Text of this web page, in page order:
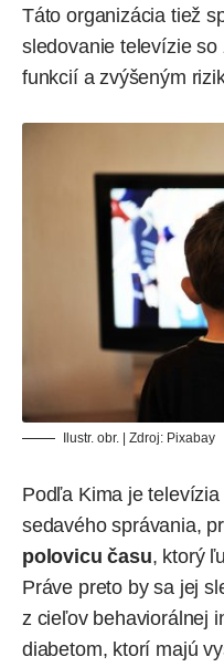
Táto organizácia tiež
sledovanie televízie
funkcií a zvýšeným
Ilustr. obr. | Zdroj: Pixabay
Podľa Kima je
sedavého správania,
polovicu času, ktorý
Práve preto by sa jej
z cieľov behaviorálnej
diabetom, ktorí majú